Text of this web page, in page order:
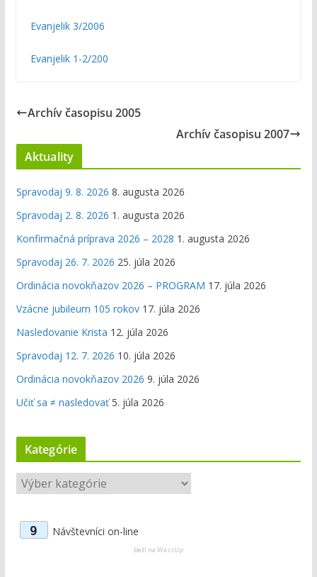
Evanjelik 3/2006
Evanjelik 1-2/200
Archív časopisu 2005
Archív časopisu 2007
Aktuality
Spravodaj 9. 8. 2026 8. augusta 2026
Spravodaj 2. 8. 2026 1. augusta 2026
Konfirmačná príprava 2026 – 2028 1. augusta 2026
Spravodaj 26. 7. 2026 25. júla 2026
Ordinácia novokňazov 2026 – PROGRAM 17. júla 2026
Vzácne jubileum 105 rokov 17. júla 2026
Nasledovanie Krista 12. júla 2026
Spravodaj 12. 7. 2026 10. júla 2026
Ordinácia novokňazov 2026 9. júla 2026
Učiť sa ≠ nasledovať 5. júla 2026
Kategórie
K
a
9 Návštevníci on-line
beží na WassUp